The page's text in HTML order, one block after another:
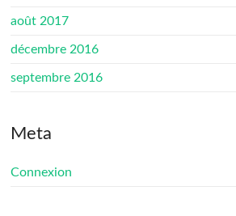
août 2017
décembre 2016
septembre 2016
Meta
Connexion